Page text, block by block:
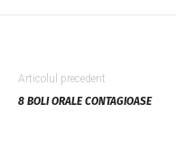
Articolul precedent
8 BOLI ORALE CONTAGIOASE